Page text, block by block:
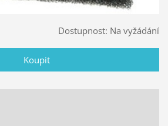
Dostupnost: Na vyžádání